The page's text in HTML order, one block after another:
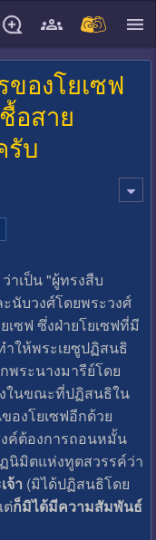
ของโยเซฟ
อสาย
รับ
าเป็น "ผู้ทรงสืบ
นับวงศ์โดยพระวงศ์
เซฟ ซึ่งฝ่ายโยเซฟที่มี
ำให้พระเยซูปฏิสนธิ
พระนางมารีย์โดย
ในขณะที่ปฏิสนธิใน
องโยเซฟอีกด้วย
ค์ต้องการถอนหมั้น
นิมิตแห่งทูตสวรรค์ว่า
จ้า (มิได้ปฏิสนธิโดย
ต่ก็มิได้มีความสัมพันธ์
close